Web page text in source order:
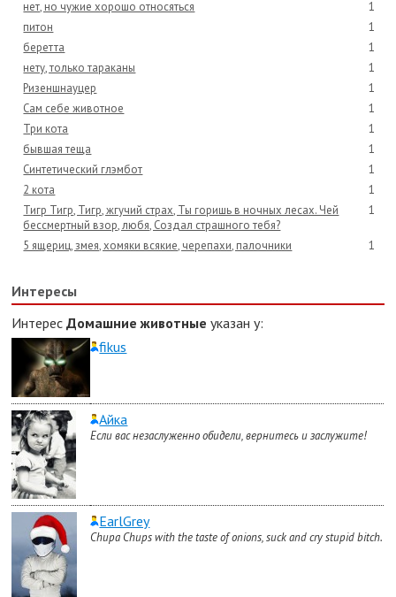
нет, но чужие хорошо относяться
1
питон
1
беретта
1
нету, только тараканы
1
Ризеншнауцер
1
Сам себе животное
1
Три кота
1
бывшая теща
1
Синтетический глэмбот
1
2 кота
1
Тигр Тигр, Тигр, жгучий страх, Ты горишь в ночных лесах. Чей
бессмертный взор, любя, Создал страшного тебя?
1
5 ящериц, змея, хомяки всякие, черепахи, палочники 1
Интересы
ИнтересДомашние животные указан у:
fikus
Айка
Если вас незаслуженно обидели, вернитесь и заслужите!
EarlGrey
Chupa Chups with the taste of onions, suck and cry stupid bitch.